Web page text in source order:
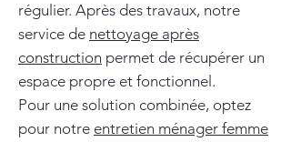
régulier. Après des travaux, notre
service de nettoyage après
construction permet de récupérer un
espace propre et fonctionnel.
Pour une solution combinée, optez
pour notre entretien ménager femme